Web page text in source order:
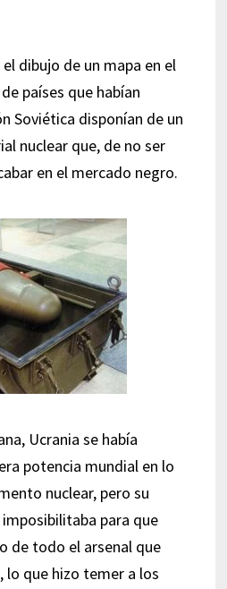
dibujo de un mapa en el
países que habían
Soviética disponían de un
nuclear que, de no ser
en el mercado negro.
Ucrania se había
potencia mundial en lo
nuclear, pero su
para que
de todo el arsenal que
lo que hizo temer a los